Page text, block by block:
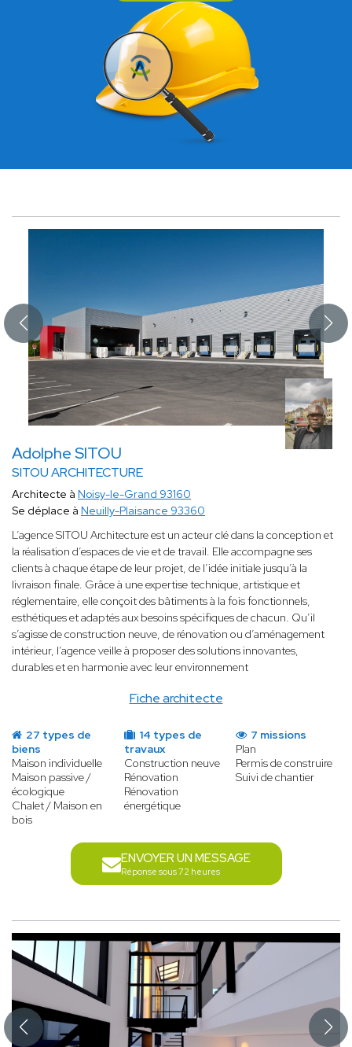
Adolphe SITOU
SITOU ARCHITECTURE
Fiche architecte
Architecte à Noisy-le-Grand 93160
Se déplace à Neuilly-Plaisance 93360
L’agence SITOU Architecture est un acteur clé dans la conception et
la réalisation d’espaces de vie et de travail. Elle accompagne ses
clients à chaque étape de leur projet, de l’idée initiale jusqu’à la
livraison finale. Grâce à une expertise technique, artistique et
réglementaire, elle conçoit des bâtiments à la fois fonctionnels,
esthétiques et adaptés aux besoins spécifiques de chacun. Qu’il
s’agisse de construction neuve, de rénovation ou d’aménagement
intérieur, l’agence veille à proposer des solutions innovantes,
durables et en harmonie avec leur environnement
27 types de
biens
Maison individuelle
Maison passive /
écologique
Chalet / Maison en
bois
14 types de
travaux
Construction neuve
Rénovation
Rénovation
énergétique
7 missions
Plan
Permis de construire
Suivi de chantier
ENVOYER UN MESSAGE
Réponse sous 72 heures